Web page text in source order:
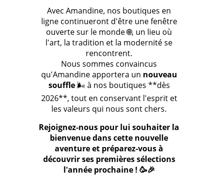
Avec Amandine, nos boutiques en
ligne continueront d'être une fenêtre
ouverte sur le monde 🌐, un lieu où
l'art, la tradition et la modernité se
rencontrent.
Nous sommes convaincus
qu'Amandine apportera un nouveau
souffle🌬️ à nos boutiques **dès
2026**, tout en conservant l'esprit et
les valeurs qui nous sont chers.
Rejoignez-nous pour lui souhaiter la
bienvenue dans cette nouvelle
aventure et préparez-vous à
découvrir ses premières sélections
l'année prochaine ! 🥳🎉